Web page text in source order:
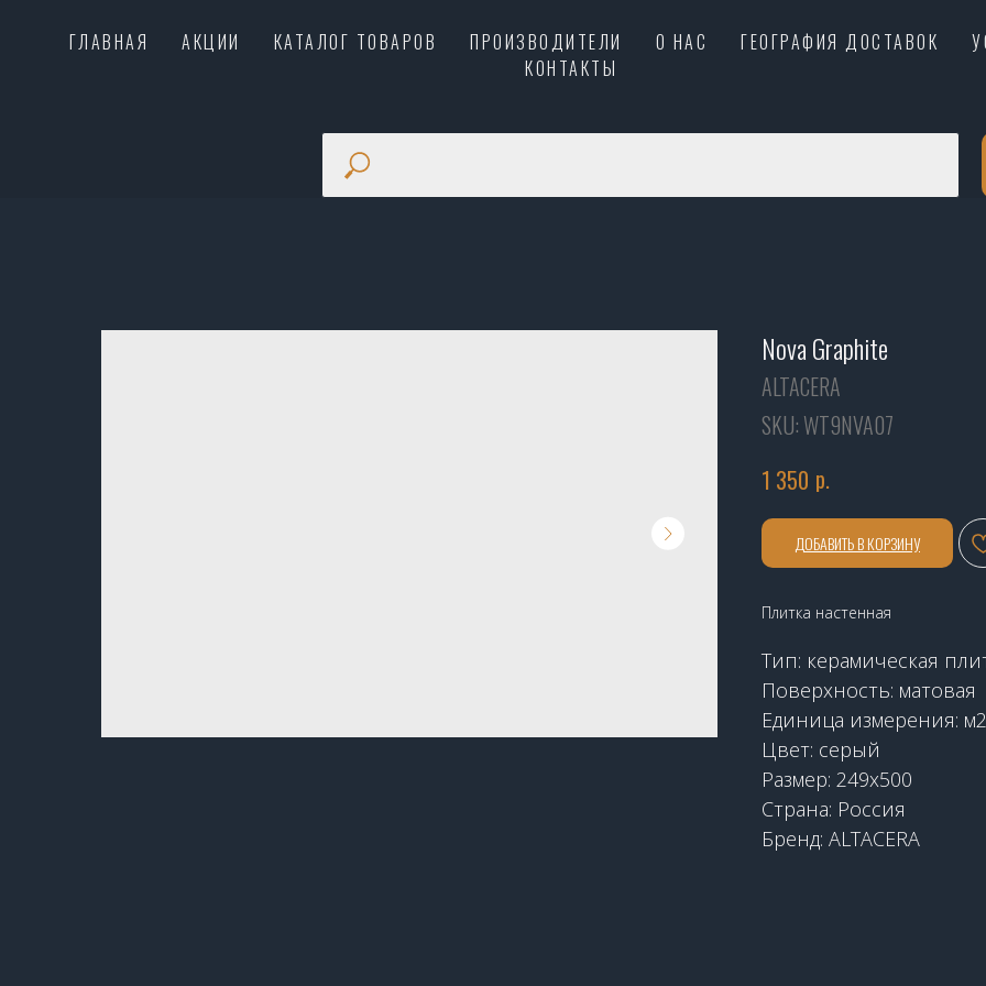
ГЛАВНАЯ АКЦИИ КАТАЛОГ ТОВАРОВ ПРОИЗВОДИТЕЛИ О НАС ГЕОГРАФИЯ ДОСТАВОК
КОНТАКТЫ
Nova Graphite
ALTACERA
SKU: WT9NVA07
1 350 р.
ДОБАВИТЬ В КОРЗИНУ
Плитка настенная
Тип: керамическая
Поверхность: матовая
Единица измерения: м2
Цвет: серый
Размер: 249х500
Страна: Россия
Бренд: ALTACERA